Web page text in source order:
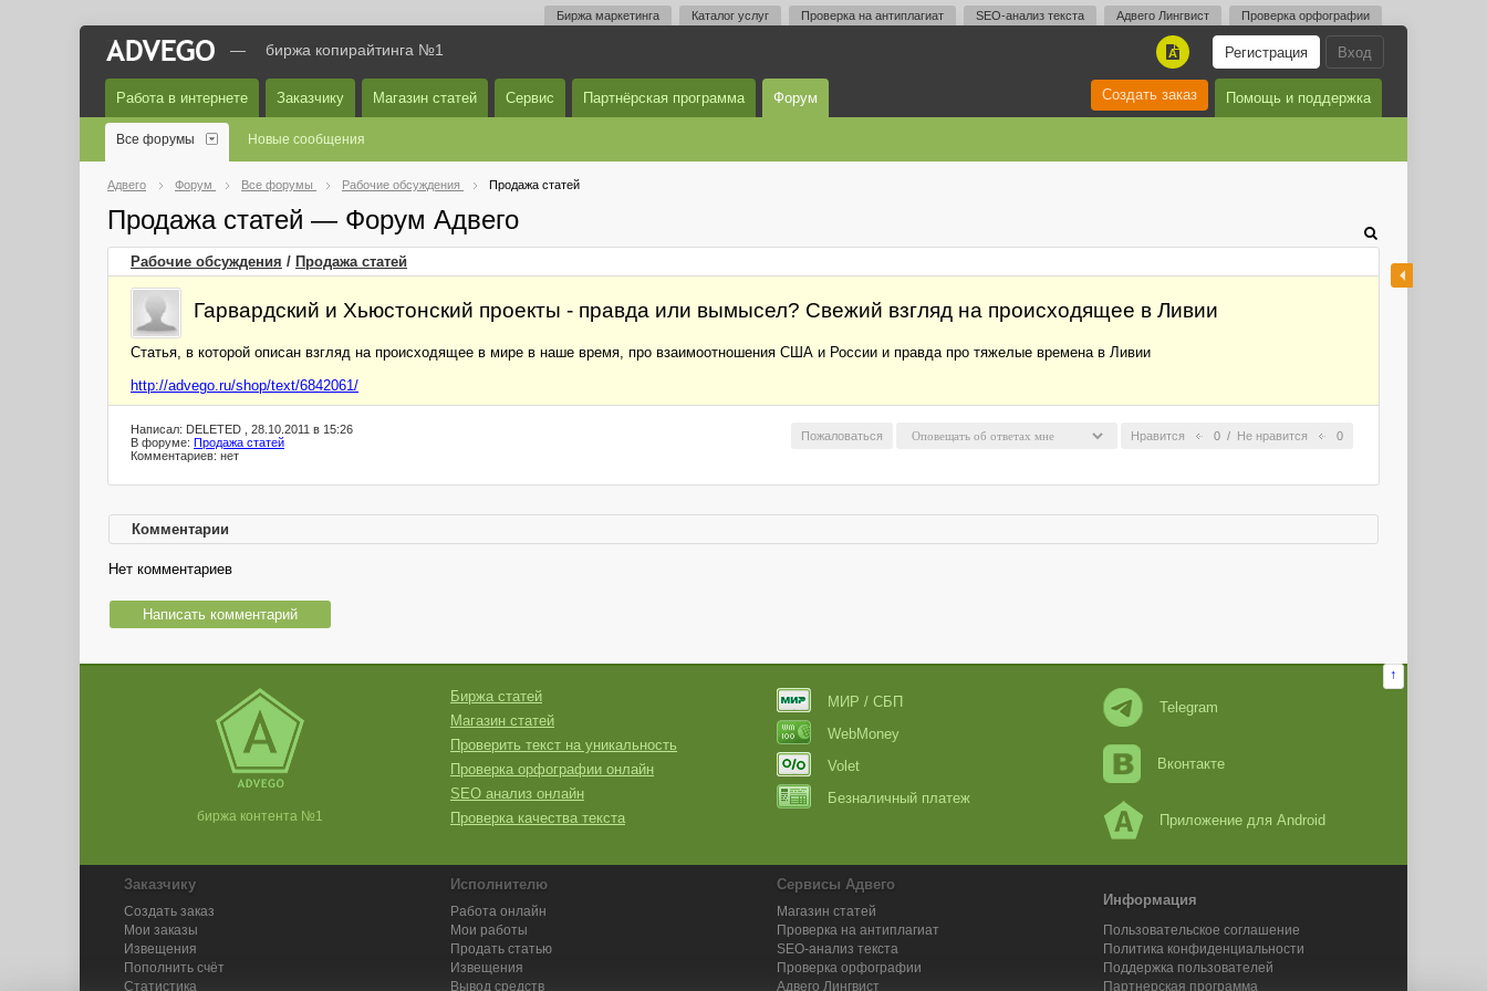
Биржа маркетинга Каталог услуг Проверка на антиплагиат SEO-анализ текста Адвего Лингвист Проверка орфографии
Вход
Регистрация
A
— биржа копирайтинга №1
Работа в интернете Заказчику Магазин статей Сервис Партнёрская программа Форум Помощь и поддержка
Создать заказ
Все форумы Новые сообщения
Адвего Форум Все форумы Рабочие обсуждения Продажа статей
Продажа статей — Форум Адвего
Рабочие обсуждения / Продажа статей
Гарвардский и Хьюстонский проекты - правда или вымысел? Свежий взгляд на происходящее в Ливии
Статья, в которой описан взгляд на происходящее в мире в наше время, про взаимоотношения США и России и правда про тяжелые времена в Ливии
http://advego.ru/shop/text/6842061/
Нравится 0 / Не нравится 0
Пожаловаться
Написал: DELETED , 28.10.2011 в 15:26
В форуме: Продажа статей
Комментариев: нет
Комментарии
Нет комментариев
Написать комментарий
↑
биржа контента №1
Биржа статей
Магазин статей
Проверить текст на уникальность
Проверка орфографии онлайн
SEO анализ онлайн
Проверка качества текста
МИР / СБП
WebMoney
Volet
Безналичный платеж
Telegram
Вконтакте
Приложение для Android
Заказчику
Создать заказ
Мои заказы
Извещения
Пополнить счёт
Статистика
Исполнителю
Работа онлайн
Мои работы
Продать статью
Извещения
Вывод средств
Сервисы Адвего
Магазин статей
Проверка на антиплагиат
SEO-анализ текста
Проверка орфографии
Адвего Лингвист
Информация
Пользовательское соглашение
Политика конфиденциальности
Поддержка пользователей
Партнерская программа